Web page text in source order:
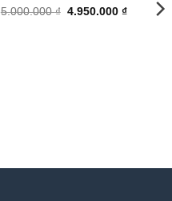
5.000.000₫ Giá
4.950.000 ₫Giá